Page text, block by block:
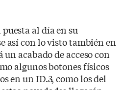
al día en su
así con lo visto también en
acabado de acceso con
algunos botones físicos
en un ID.3, como los del